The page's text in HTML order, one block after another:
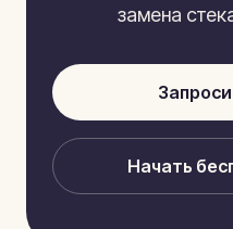
замена
Начать